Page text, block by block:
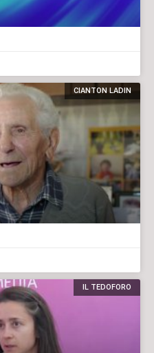
CIANTON LADIN
IL TEDOFORO